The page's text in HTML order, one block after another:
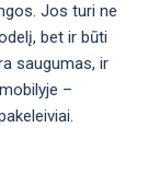
Jos turi ne
bet ir būti
saugumas, ir
–